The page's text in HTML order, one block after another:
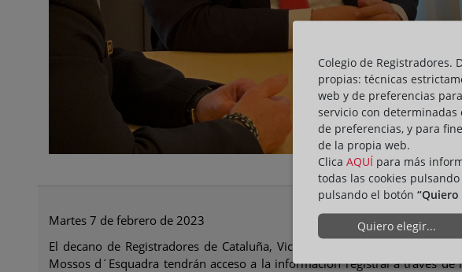
Martes 7 de febrero de 2023
El decano de Registradores de Cataluña, Vicente J. García-Hinojal, y el
Mossos d´Esquadra tendrán acceso a la información registral a través
Colegio de Registradores.
propias: técnicas
web y de preferencias
servicio con determinadas
de preferencias, y para
de la propia web.
Clica AQUÍ para más
todas las cookies
pulsando el botón
Quiero elegir...